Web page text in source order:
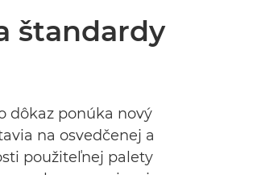
štandardy
dôkaz ponúka nový
na osvedčenej a
použiteľnej palety